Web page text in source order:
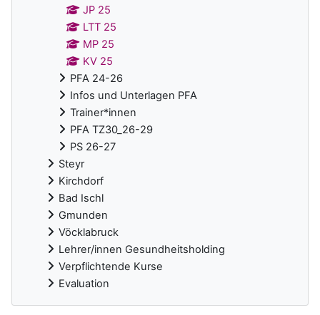
JP 25
LTT 25
MP 25
KV 25
PFA 24-26
Infos und Unterlagen PFA
Trainer*innen
PFA TZ30_26-29
PS 26-27
Steyr
Kirchdorf
Bad Ischl
Gmunden
Vöcklabruck
Lehrer/innen Gesundheitsholding
Verpflichtende Kurse
Evaluation